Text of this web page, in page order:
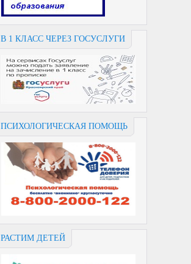
В 1 КЛАСС ЧЕРЕЗ ГОСУСЛУГИ
ПСИХОЛОГИЧЕСКАЯ ПОМОЩЬ
РАСТИМ ДЕТЕЙ